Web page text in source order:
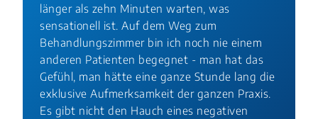
länger als zehn Minuten warten, was
sensationell ist. Auf dem Weg zum
Behandlungszimmer bin ich noch nie einem
anderen Patienten begegnet - man hat das
Gefühl, man hätte eine ganze Stunde lang die
exklusive Aufmerksamkeit der ganzen Praxis.
Es gibt nicht den Hauch eines negativen